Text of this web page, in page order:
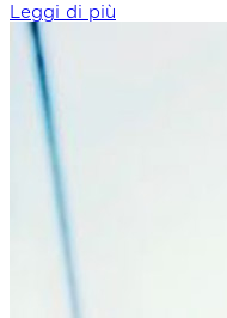
Leggi di più